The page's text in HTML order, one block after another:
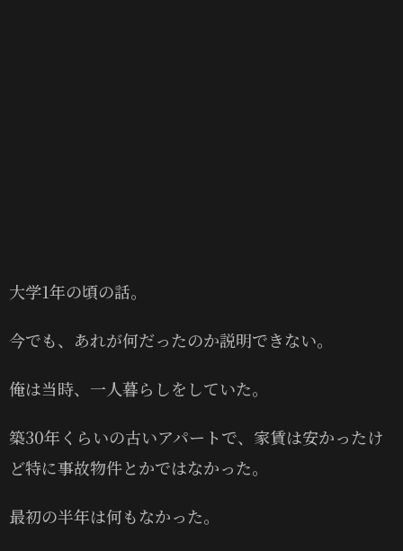
大学1年の頃の話。
今でも、あれが何だったのか説明できない。
俺は当時、一人暮らしをしていた。
築30年くらいの古いアパートで、家賃は安かったけ
ど特に事故物件とかではなかった。
最初の半年は何もなかった。